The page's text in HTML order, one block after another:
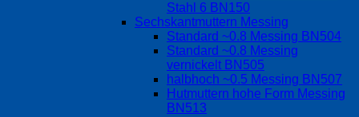
Stahl 6 BN150
Sechskantmuttern Messing
Standard ~0.8 Messing BN504
Standard ~0.8 Messing
vernickelt BN505
halbhoch ~0.5 Messing BN507
Hutmuttern hohe Form Messing
BN513